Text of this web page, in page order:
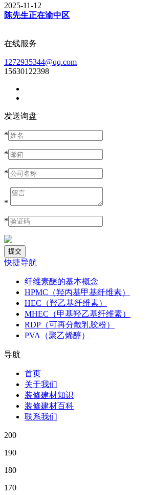
2025-11-12
陈先生正在渝中区
在线服务
1272935344@qq.com
15630122398
发送询盘
*
*
*
*
*
快捷导航
纤维素醚的基本概念
HPMC（羟丙基甲基纤维素）
HEC（羟乙基纤维素）
MHEC（甲基羟乙基纤维素）
RDP（可再分散乳胶粉）
PVA（聚乙烯醇）
导航
首页
关于我们
装修建材知识
装修建材百科
联系我们
200
190
180
170